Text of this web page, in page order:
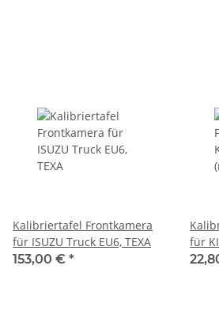
Kalibriertafel Frontkamera
für ISUZU Truck EU6, TEXA
153,00 € *
für